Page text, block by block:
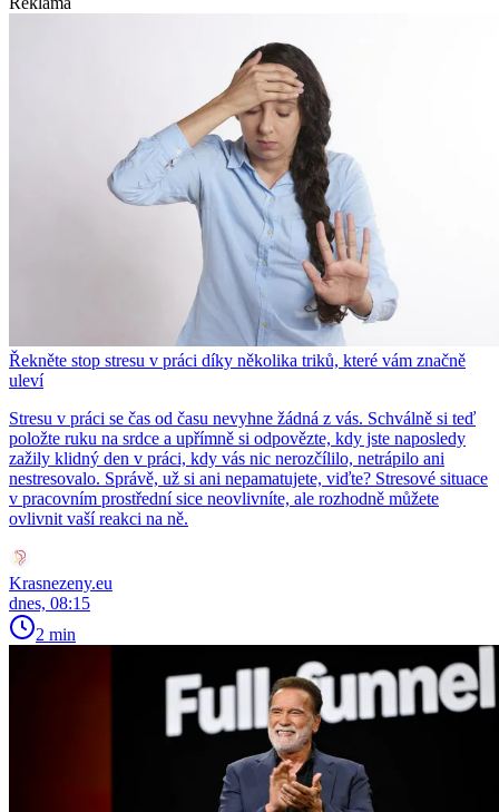
Řekněte stop stresu v práci díky několika triků, které vám značně
uleví
Stresu v práci se čas od času nevyhne žádná z vás. Schválně si teď
položte ruku na srdce a upřímně si odpovězte, kdy jste naposledy
zažily klidný den v práci, kdy vás nic nerozčílilo, netrápilo ani
nestresovalo. Správě, už si ani nepamatujete, viďte? Stresové situace
v pracovním prostřední sice neovlivníte, ale rozhodně můžete
ovlivnit vaší reakci na ně.
Krasnezeny.eu
dnes, 08:15
2 min